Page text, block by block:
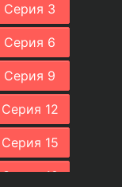
Серия 3
Серия 6
Серия 9
Серия 12
Серия 15
Серия 18